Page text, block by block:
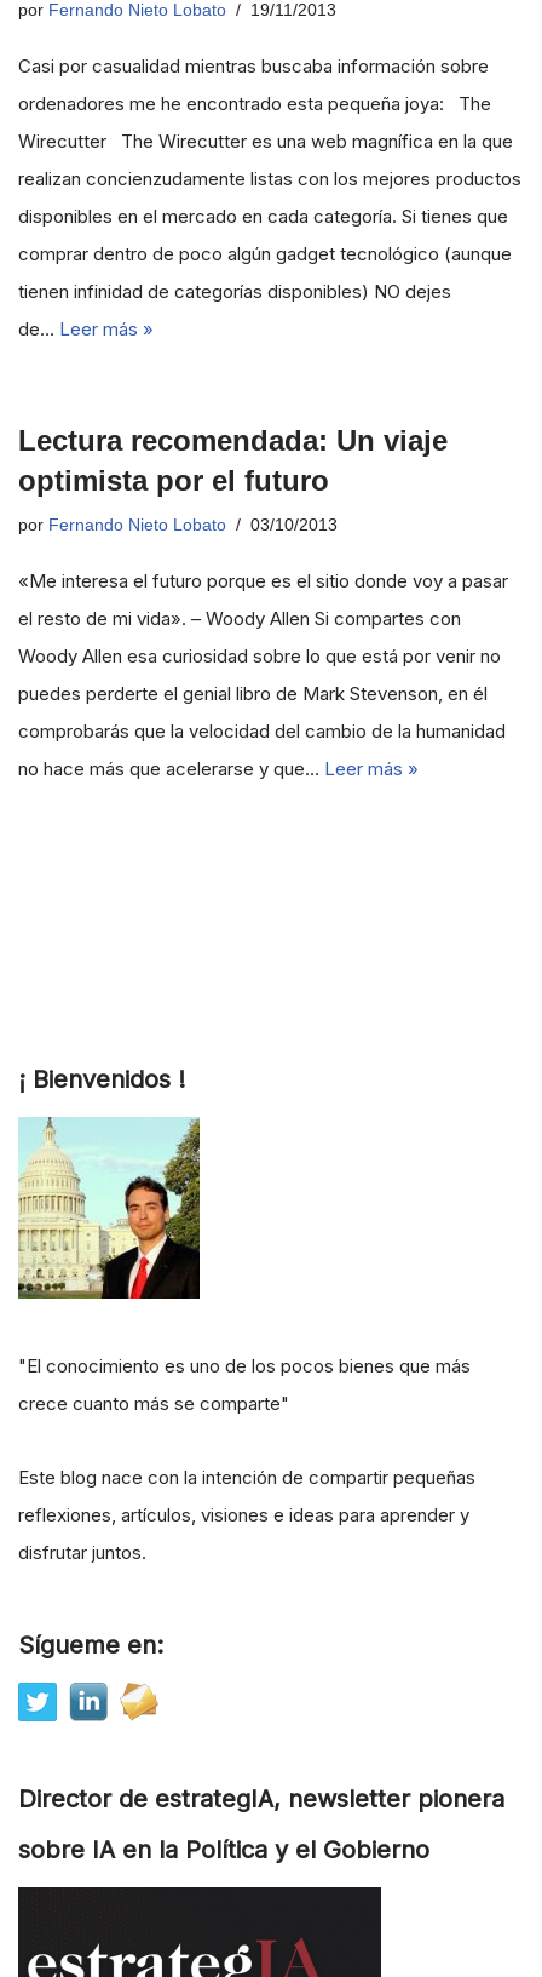
por Fernando Nieto Lobato 19/11/2013
Casi por casualidad mientras buscaba información sobre
ordenadores me he encontrado esta pequeña joya: The
Wirecutter The Wirecutter es una web magnífica en la que
realizan concienzudamente listas con los mejores productos
disponibles en el mercado en cada categoría. Si tienes que
comprar dentro de poco algún gadget tecnológico (aunque
tienen infinidad de categorías disponibles) NO dejes
de… Leer más »
Lectura recomendada: Un viaje
optimista por el futuro
por Fernando Nieto Lobato 03/10/2013
«Me interesa el futuro porque es el sitio donde voy a pasar
el resto de mi vida». – Woody Allen Si compartes con
Woody Allen esa curiosidad sobre lo que está por venir no
puedes perderte el genial libro de Mark Stevenson, en él
comprobarás que la velocidad del cambio de la humanidad
no hace más que acelerarse y que… Leer más »
¡ Bienvenidos !
"El conocimiento es uno de los pocos bienes que más
crece cuanto más se comparte"
Este blog nace con la intención de compartir pequeñas
reflexiones, artículos, visiones e ideas para aprender y
disfrutar juntos.
Sígueme en:
Director de estrategIA, newsletter pionera
sobre IA en la Política y el Gobierno